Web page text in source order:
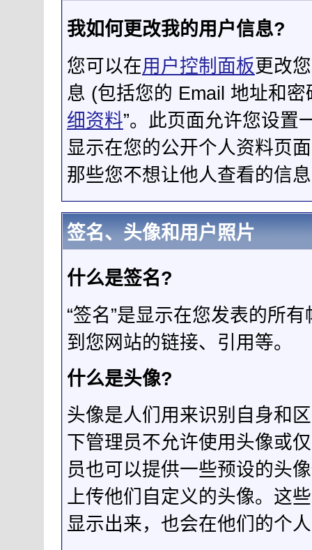
我如何更改我的用户信息?
您可以在用户控制面板 更改
息 (包括您的 Email 地址和
细资料”。此页面允许您设置
显示在您的公开个人资料页
那些您不想让他人查看的信
签名、头像和用户照片
什么是签名?
“签名”是显示在您发表的所
到您网站的链接、引用等。
什么是头像?
头像是人们用来识别自身和
下管理员不允许使用头像或
员也可以提供一些预设的头
上传他们自定义的头像。这
显示出来，也会在他们的个